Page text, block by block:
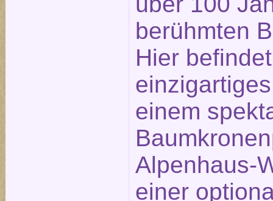
berühmten
Hier
einem
Alpenhaus-
einer